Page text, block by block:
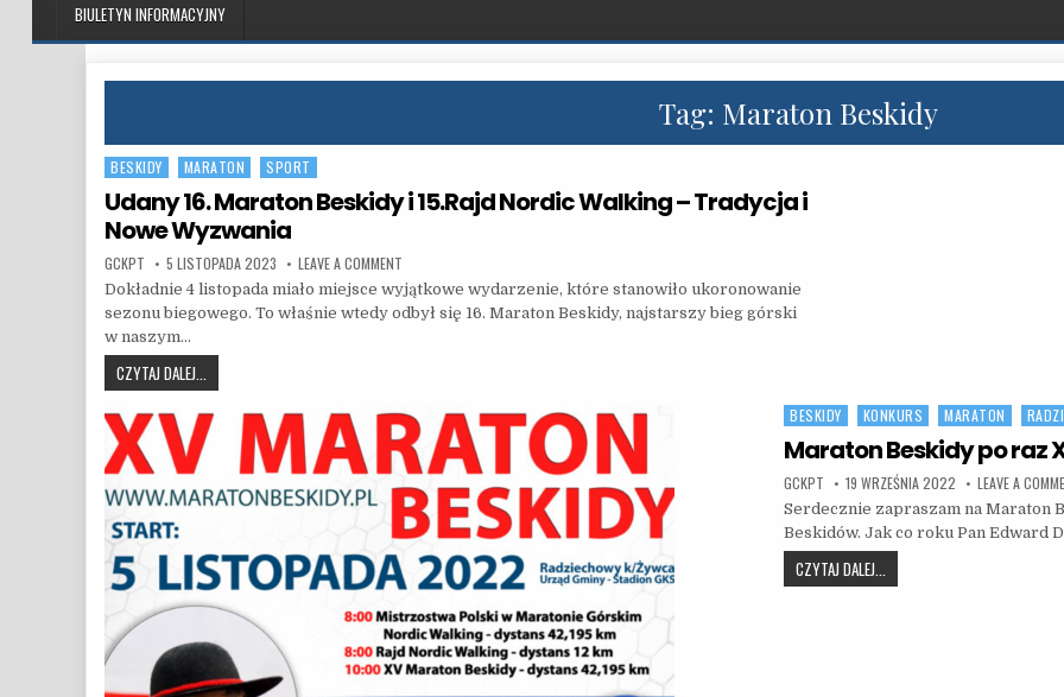
BIULETYN INFORMACYJNY
Tag: Maraton Beskidy
Posted in
BESKIDY MARATON SPORT
Udany 16. Maraton Beskidy i 15.Rajd Nordic Walking – Tradycja i
Nowe Wyzwania
AUTHOR:
GCKPT PUBLISHED DATE:
5 LISTOPADA 2023 LEAVE A COMMENT
Dokładnie 4 listopada miało miejsce wyjątkowe wydarzenie, które stanowiło ukoronowanie
sezonu biegowego. To właśnie wtedy odbył się 16. Maraton Beskidy, najstarszy bieg górski
w naszym…
CZYTAJ DALEJ...
Posted in
BESKIDY KONKURS MARATON
Maraton Beskidy po raz
AUTHOR:
GCKPT PUBLISHED DATE:
19 WRZEŚNIA 2022 LEAVE A
Serdecznie zapraszam na Maraton
Beskidów. Jak co roku Pan Edward
CZYTAJ DALEJ...